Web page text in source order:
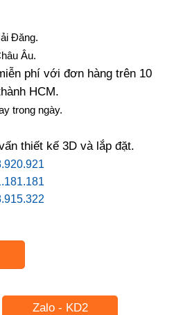
Đăng.
Âu.
phí với đơn hàng trên 10
HCM.
trong ngày.
thiết kế 3D và lắp đặt.
Zalo - KD2